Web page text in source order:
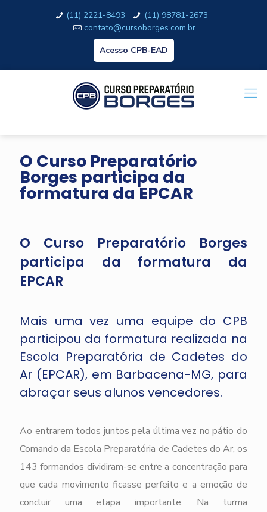
(11) 2221-8493
(11) 98781-2673
contato@cursoborges.com.br
Acesso CPB-EAD
O Curso Preparatório
Borges participa da
formatura da EPCAR
O Curso Preparatório Borges
participa da formatura da
EPCAR
Mais uma vez uma equipe do CPB
participou da formatura realizada na
Escola Preparatória de Cadetes do
Ar (EPCAR), em Barbacena-MG, para
abraçar seus alunos vencedores.
Ao entrarem todos juntos pela última vez no pátio do
Comando da Escola Preparatória de Cadetes do Ar, os
143 formandos dividiram-se entre a concentração para
que cada movimento ficasse perfeito e a emoção de
concluir uma etapa importante. Na turma